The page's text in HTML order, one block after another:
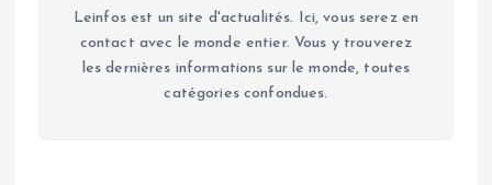
Leinfos est un site d'actualités. Ici, vous serez en
contact avec le monde entier. Vous y trouverez
les dernières informations sur le monde, toutes
catégories confondues.